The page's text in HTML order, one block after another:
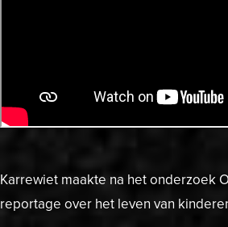
Karrewiet maakte na het onderzoek
reportage over het leven van